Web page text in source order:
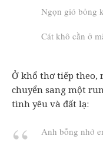
Ngọn gió bỏng
Cát khô cằn ở
Ở khổ thơ tiếp theo,
chuyển sang một
tình yêu và đất lạ:
Anh bỗng nhớ